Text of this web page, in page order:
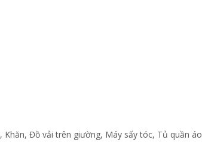
, Khăn, Đồ vải trên giường, Máy sấy tóc, Tủ quần áo